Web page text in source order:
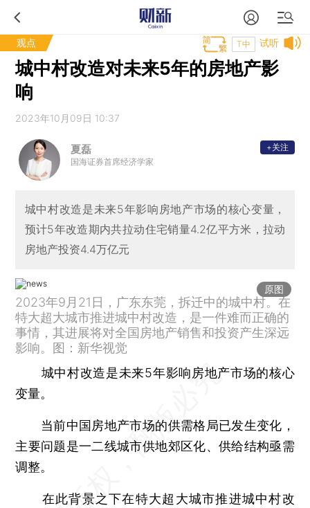
观点 试听
T中
城中村改造对未来5年的房地产影
响
2023年10月09日 10:37
夏磊
国海证券首席经济学家
+关注
城中村改造是未来5年影响房地产市场的核心变量，
预计5年改造期内共拉动住宅销量4.2亿平方米，拉动
房地产投资4.4万亿元
原图
2023年9月21日，广东东莞，拆迁中的城中村。在
特大超大城市推进城中村改造，是一件难而正确的
事情，其进展将对全国房地产销售和投资产生深远
影响。图：新华视觉
城中村改造是未来5年影响房地产市场的核心
变量。
当前中国房地产市场的供需格局已发生变化，
主要问题是一二线城市供地郊区化、供给结构亟需
调整。
在此背景之下在特大超大城市推进城中村改